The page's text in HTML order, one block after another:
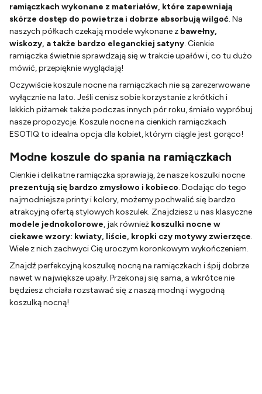
ramiączkach wykonane z materiałów, które zapewniają
skórze dostęp do powietrza i dobrze absorbują wilgoć. Na
naszych półkach czekają modele wykonane z bawełny,
wiskozy, a także bardzo eleganckiej satyny. Cienkie
ramiączka świetnie sprawdzają się w trakcie upałów i, co tu dużo
mówić, przepięknie wyglądają!
Oczywiście koszule nocne na ramiączkach nie są zarezerwowane
wyłącznie na lato. Jeśli cenisz sobie korzystanie z krótkich i
lekkich piżamek także podczas innych pór roku, śmiało wypróbuj
nasze propozycje. Koszule nocne na cienkich ramiączkach
ESOTIQ to idealna opcja dla kobiet, którym ciągle jest gorąco!
Modne koszule do spania na ramiączkach
Cienkie i delikatne ramiączka sprawiają, że nasze koszulki nocne
prezentują się bardzo zmysłowo i kobieco. Dodając do tego
najmodniejsze printy i kolory, możemy pochwalić się bardzo
atrakcyjną ofertą stylowych koszulek. Znajdziesz u nas klasyczne
modele jednokolorowe, jak również koszulki nocne w
ciekawe wzory: kwiaty, liście, kropki czy motywy zwierzęce.
Wiele z nich zachwyci Cię uroczym koronkowym wykończeniem.
Znajdź perfekcyjną koszulkę nocną na ramiączkach i śpij dobrze
nawet w największe upały. Przekonaj się sama, a wkrótce nie
będziesz chciała rozstawać się z naszą modną i wygodną
koszulką nocną!